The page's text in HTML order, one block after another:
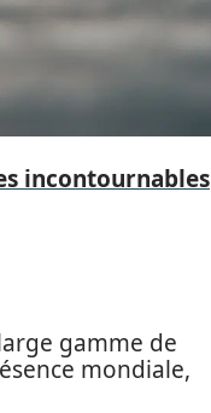
incontournables
gamme de
mondiale,